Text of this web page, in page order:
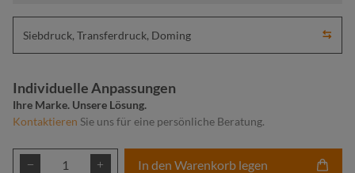
Siebdruck, Transferdruck, Doming
Individuelle Anpassungen
Ihre Marke. Unsere Lösung.
Kontaktieren Sie uns für eine persönliche Beratung.
Produkt Anzahl: Gib den gewünschten
In den Warenkorb legen